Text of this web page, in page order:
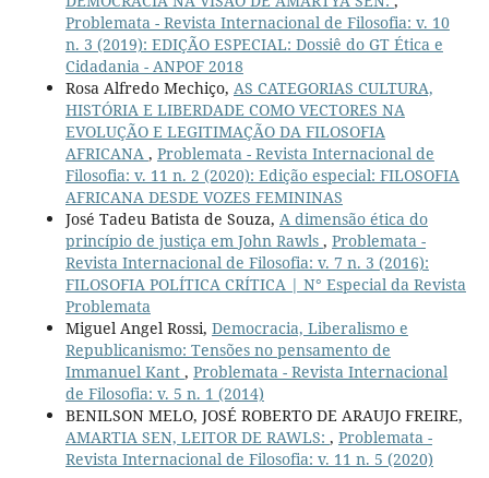
Problemata - Revista Internacional de Filosofia: v. 10
n. 3 (2019): EDIÇÃO ESPECIAL: Dossiê do GT Ética e
Cidadania - ANPOF 2018
Rosa Alfredo Mechiço, AS CATEGORIAS CULTURA,
HISTÓRIA E LIBERDADE COMO VECTORES NA
EVOLUÇÃO E LEGITIMAÇÃO DA FILOSOFIA
AFRICANA , Problemata - Revista Internacional de
Filosofia: v. 11 n. 2 (2020): Edição especial: FILOSOFIA
AFRICANA DESDE VOZES FEMININAS
José Tadeu Batista de Souza, A dimensão ética do
princípio de justiça em John Rawls , Problemata -
Revista Internacional de Filosofia: v. 7 n. 3 (2016):
FILOSOFIA POLÍTICA CRÍTICA | N° Especial da Revista
Problemata
Miguel Angel Rossi, Democracia, Liberalismo e
Republicanismo: Tensões no pensamento de
Immanuel Kant , Problemata - Revista Internacional
de Filosofia: v. 5 n. 1 (2014)
BENILSON MELO, JOSÉ ROBERTO DE ARAUJO FREIRE,
AMARTIA SEN, LEITOR DE RAWLS: , Problemata -
Revista Internacional de Filosofia: v. 11 n. 5 (2020)